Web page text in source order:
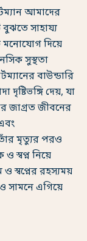
আমাদের
সাহায্য
মনোযোগ দিয়ে
সুস্থতা
বাউন্ডারি
দৃষ্টিভঙ্গি দেয়, যা
জাগ্রত জীবনের
মৃত্যুর পরও
স্বপ্ন নিয়ে
স্বপ্নের রহস্যময়
সামনে এগিয়ে